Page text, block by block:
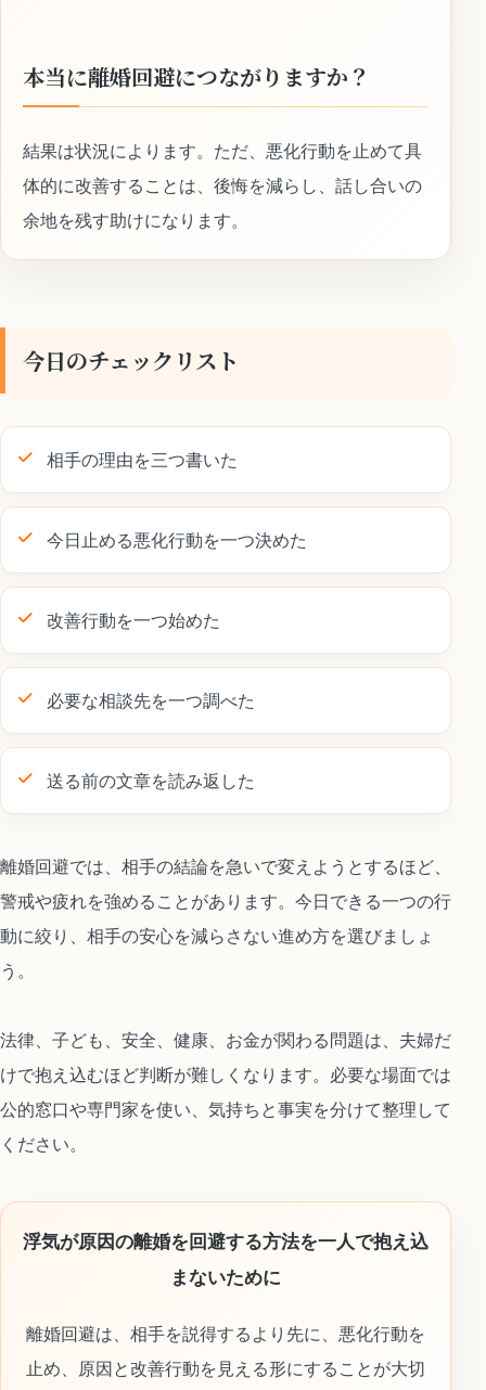
本当に離婚回避につながりますか？
結果は状況によります。ただ、悪化行動を止めて具
体的に改善することは、後悔を減らし、話し合いの
余地を残す助けになります。
今日のチェックリスト
相手の理由を三つ書いた
今日止める悪化行動を一つ決めた
改善行動を一つ始めた
必要な相談先を一つ調べた
送る前の文章を読み返した
離婚回避では、相手の結論を急いで変えようとするほど、
警戒や疲れを強めることがあります。今日できる一つの行
動に絞り、相手の安心を減らさない進め方を選びましょ
う。
法律、子ども、安全、健康、お金が関わる問題は、夫婦だ
けで抱え込むほど判断が難しくなります。必要な場面では
公的窓口や専門家を使い、気持ちと事実を分けて整理して
ください。
浮気が原因の離婚を回避する方法を一人で抱え込
まないために
離婚回避は、相手を説得するより先に、悪化行動を
止め、原因と改善行動を見える形にすることが大切